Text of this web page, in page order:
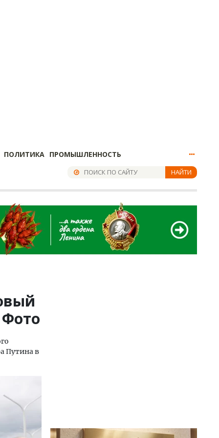
ПОЛИТИКА ПРОМЫШЛЕННОСТЬ
НАЙТИ
Путина в